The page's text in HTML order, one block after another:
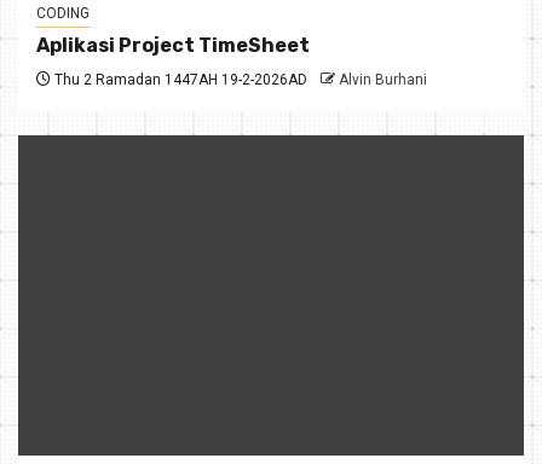
CODING
Aplikasi Project TimeSheet
Thu 2 Ramadan 1447AH 19-2-2026AD Alvin Burhani